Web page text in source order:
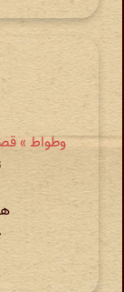
وطواط » قصاید » شمارهٔ